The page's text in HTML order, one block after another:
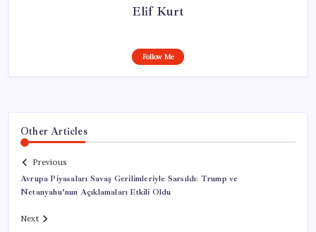
Elif Kurt
Follow Me
Other Articles
Previous
Avrupa Piyasaları Savaş Gerilimleriyle Sarsıldı: Trump ve
Netanyahu’nun Açıklamaları Etkili Oldu
Next